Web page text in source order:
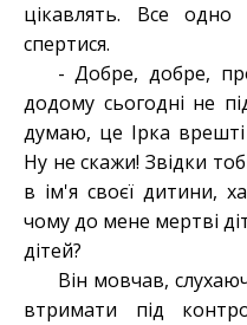
цікавлять. Все
спертися.
- Добре, добре,
додому сьогодні не
думаю, це Ірка
Ну не скажи! Звідки
в ім'я своєї дитини,
чому до мене мертві
дітей?
Він мовчав,
втримати під